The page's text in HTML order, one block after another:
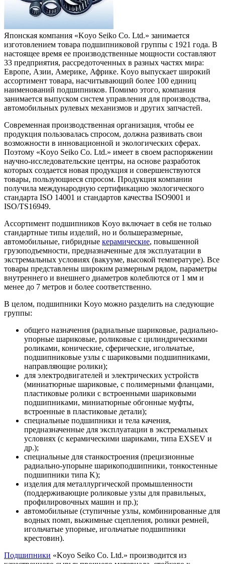
Японская компания «Koyo Seiko Co. Ltd.» занимается
изготовлением товара подшипниковой группы с 1921 года. В
настоящее время ее производственные мощности составляют
33 предприятия, рассредоточенных в разных частях мира:
Европе, Азии, Америке, Африке. Koyo выпускает широкий
ассортимент товара, насчитывающий более 100 единиц
наименований подшипников. Помимо этого, компания
занимается выпуском систем управления для производства,
автомобильных рулевых механизмов и других запчастей.
Современная производственная организация, чтобы ее
продукция пользовалась спросом, должна развивать свои
возможности в инновационной и экологических сферах.
Поэтому «Koyo Seiko Co. Ltd.» имеет в своем распоряжении
научно-исследовательские центры, на основе разработок
которых создается новая продукция и совершенствуются
товары, пользующиеся спросом. Продукция компании
получила международную сертификацию экологического
стандарта ISO 14001 и стандартов качества ISO9001 и
ISO/TS16949.
Ассортимент подшипников Koyo включает в себя не только
стандартные типы изделий, но и большеразмерные,
автомобильные, гибридные керамические, повышенной
грузоподъемности, предназначенные для эксплуатации в
экстремальных условиях (вакууме, высокой температуре). Все
товары представлены широким размерным рядом, параметры
внутреннего и внешнего диаметров колеблются от 1 мм и
менее до 7 метров и более соответственно.
В целом, подшипники Koyo можно разделить на следующие
группы:
общего назначения (радиальные шариковые, радиально-
упорные шариковые, роликовые с цилиндрическими
роликами, конические, сферические, игольчатые,
подшипниковые узлы с шариковыми подшипниками,
направляющие ролики);
для электродвигателей и электрических устройств
(миниатюрные шариковые, с полимерными фланцами,
пластиковые ролики с встроенными шариковыми
подшипниками, миниатюрные обгонные муфты,
встроенные в пластиковые детали);
специальные подшипники и тела качения,
предназначенные для эксплуатации в экстремальных
условиях (с керамическими шариками, типа EXSEV и
др.);
специальные для станкостроения (прецизионные
радиально-упорыне шарикоподшипники, тонкостенные
подшипники типа K);
изделия для металлургической промышленности
(поддерживающие роликовые узлы для правильных,
профилировочных машин и пр.);
автомобильные (ступичные узлы, комбинированные для
водных помп, выжимные сцепления, ролики ремней,
игольчатые упорные, игольчатые подшипники
крестовин).
Подшипники «Koyo Seiko Co. Ltd.» производится из